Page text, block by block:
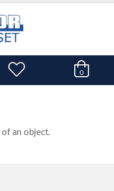
0
an object.